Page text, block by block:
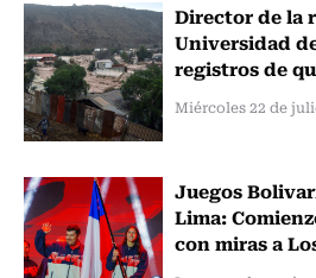
Director de la
Universidad
registros de
Miércoles 22 de
Juegos
Lima:
con miras a